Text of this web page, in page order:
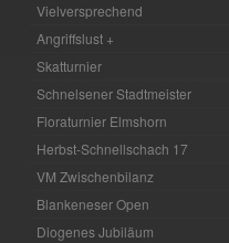
Vielversprechend
Angriffslust +
Skatturnier
Schnelsener Stadtmeister
Floraturnier Elmshorn
Herbst-Schnellschach 17
VM Zwischenbilanz
Blankeneser Open
Diogenes Jubiläum